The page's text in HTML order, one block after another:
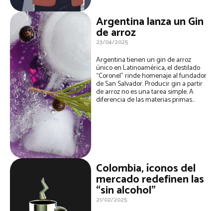
Argentina lanza un Gin
de arroz
23/04/2025
Argentina tienen un gin de arroz
único en Latinoamérica, el destilado
“Coronel” rinde homenaje al fundador
de San Salvador. Producir gin a partir
de arroz no es una tarea simple. A
diferencia de las materias primas...
Colombia, íconos del
mercado redefinen las
“sin alcohol”
21/02/2025